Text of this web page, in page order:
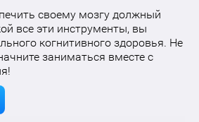
своему мозгу должный
все эти инструменты, вы
когнитивного здоровья. Не
заниматься вместе с